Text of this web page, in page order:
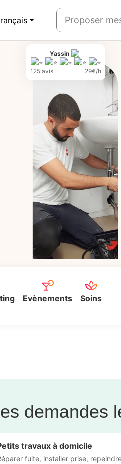
Proposer
Yassin
125 avis 29€/h
Evènements Soins
demandes
travaux à domicile
fuite, installer prise,